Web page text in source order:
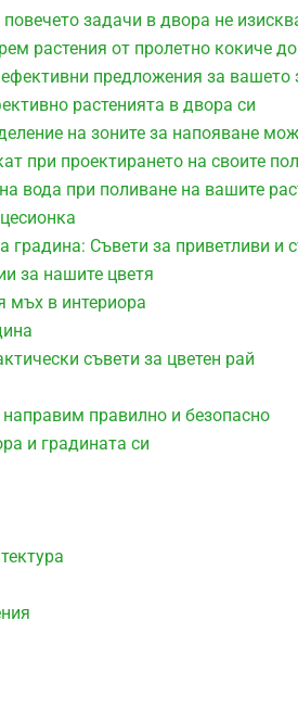
задачи в двора не
растения от пролетно кокиче
предложения за вашето
растенията в двора си
на зоните за напояване
при проектирането на своите
вода при поливане на вашите
градина: Съвети за приветливи и
за нашите цветя
мъх в интериора
съвети за цветен рай
правилно и безопасно
и градината си